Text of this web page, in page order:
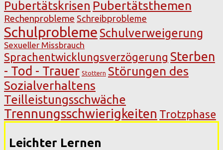
Pubertätskrisen Pubertätsthemen
Rechenprobleme Schreibprobleme
Schulprobleme Schulverweigerung
Sexueller Missbrauch
Sprachentwicklungsverzögerung Sterben
- Tod - Trauer Stottern Störungen des
Sozialverhaltens
Teilleistungsschwäche
Trennungsschwierigkeiten Trotzphase
Leichter Lernen